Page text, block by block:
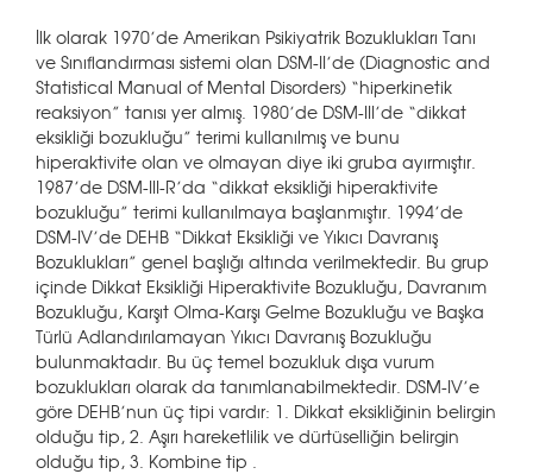
İlk olarak 1970’de Amerikan Psikiyatrik Bozuklukları Tanı
ve Sınıflandırması sistemi olan DSM-II’de (Diagnostic and
Statistical Manual of Mental Disorders) “hiperkinetik
reaksiyon” tanısı yer almış. 1980’de DSM-III’de “dikkat
eksikliği bozukluğu” terimi kullanılmış ve bunu
hiperaktivite olan ve olmayan diye iki gruba ayırmıştır.
1987’de DSM-III-R’da “dikkat eksikliği hiperaktivite
bozukluğu” terimi kullanılmaya başlanmıştır. 1994’de
DSM-IV’de DEHB “Dikkat Eksikliği ve Yıkıcı Davranış
Bozuklukları” genel başlığı altında verilmektedir. Bu grup
içinde Dikkat Eksikliği Hiperaktivite Bozukluğu, Davranım
Bozukluğu, Karşıt Olma-Karşı Gelme Bozukluğu ve Başka
Türlü Adlandırılamayan Yıkıcı Davranış Bozukluğu
bulunmaktadır. Bu üç temel bozukluk dışa vurum
bozuklukları olarak da tanımlanabilmektedir. DSM-IV’e
göre DEHB’nun üç tipi vardır: 1. Dikkat eksikliğinin belirgin
olduğu tip, 2. Aşırı hareketlilik ve dürtüselliğin belirgin
olduğu tip, 3. Kombine tip .